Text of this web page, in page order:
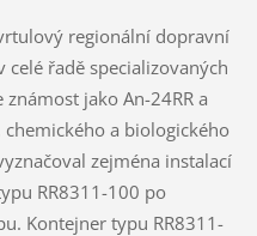
regionální dopravní
celé řadě specializovaných
jako An-24RR a
a biologického
zejména instalací
RR8311-100 po
Kontejner typu RR8311-